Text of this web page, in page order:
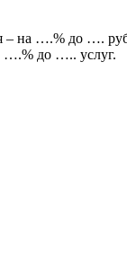
– на ….% до ….
….% до ….. услуг.